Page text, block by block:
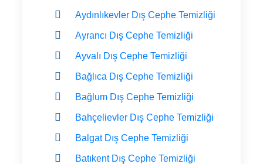
Aydınlıkevler Dış Cephe Temizliği
Ayrancı Dış Cephe Temizliği
Ayvalı Dış Cephe Temizliği
Bağlıca Dış Cephe Temizliği
Bağlum Dış Cephe Temizliği
Bahçelievler Dış Cephe Temizliği
Balgat Dış Cephe Temizliği
Batıkent Dış Cephe Temizliği